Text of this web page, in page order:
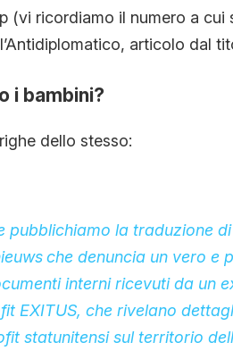
(vi ricordiamo il numero a cui
articolo dal
i bambini?
dello stesso:
pubblichiamo la traduzione
che denuncia un vero e
interni ricevuti da un
EXITUS, che rivelano
statunitensi sul territorio